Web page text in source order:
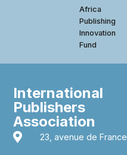
Africa
Publishing
Innovation
Fund
International
Publishers
Association
23, avenue de France